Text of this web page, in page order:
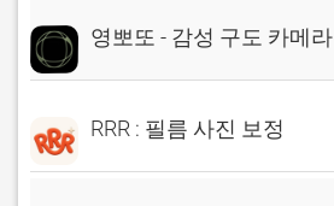
영뽀또 - 감성 구도 카메라
RRR : 필름 사진 보정